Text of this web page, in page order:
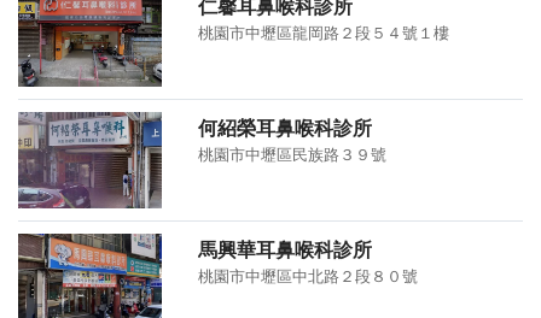
仁馨耳鼻喉科診所
桃園市中壢區龍岡路２段５４號１樓
何紹榮耳鼻喉科診所
桃園市中壢區民族路３９號
馬興華耳鼻喉科診所
桃園市中壢區中北路２段８０號